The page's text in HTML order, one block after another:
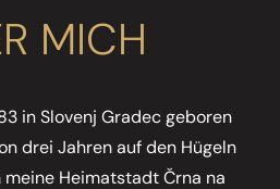
MICH
in Slovenj Gradec geboren
drei Jahren auf den Hügeln
Heimatstadt Črna na